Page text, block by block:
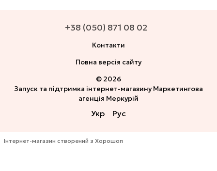
+38 (050) 871 08 02
Контакти
Повна версія сайту
© 2026
Запуск та підтримка інтернет-магазинуМаркетингова
агенція Меркурій
Укр Рус
Інтернет-магазин створений з Хорошоп